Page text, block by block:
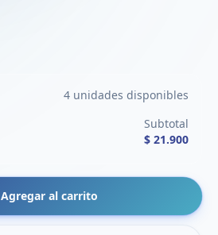
4 unidades disponibles
Subtotal
$ 21.900
Agregar al carrito